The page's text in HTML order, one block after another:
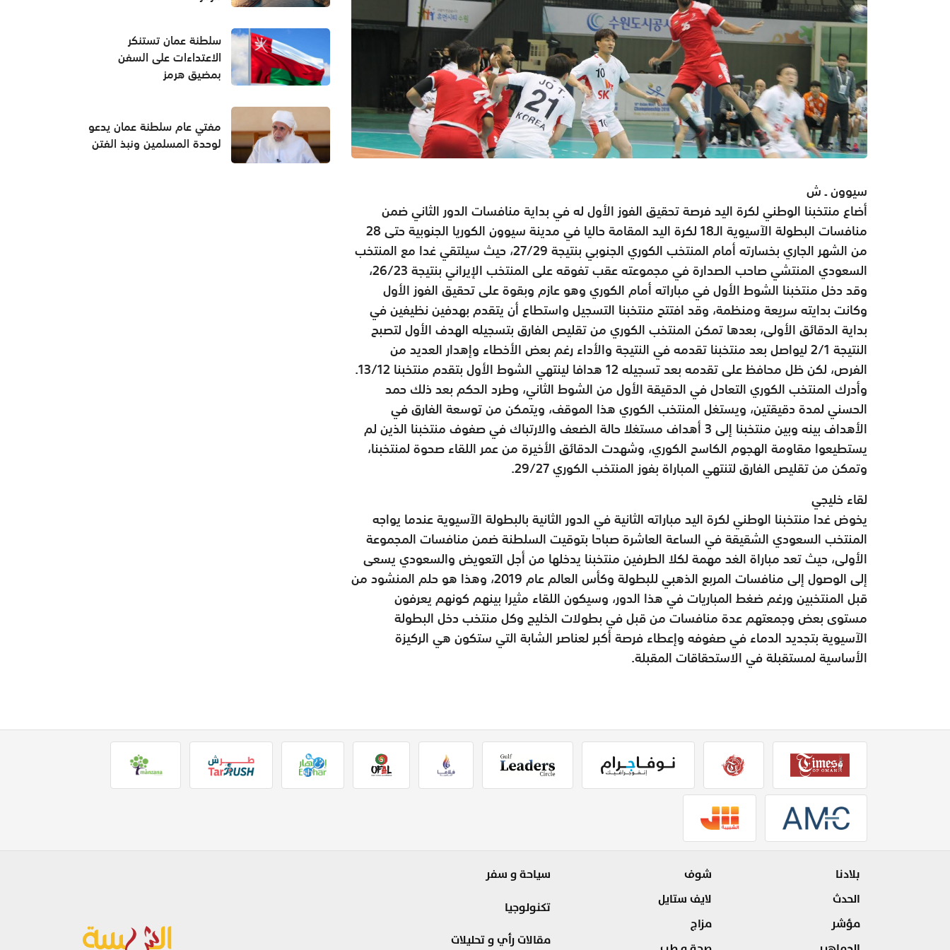
سيوون ـ ش
أضاع منتخبنا الوطني لكرة اليد فرصة تحقيق الفوز الأول له في بداية منافسات الدور الثاني ضمن
منافسات البطولة الآسيوية الـ18 لكرة اليد المقامة حاليا في مدينة سيوون الكوريا الجنوبية حتى 28
من الشهر الجاري بخسارته أمام المنتخب الكوري الجنوبي بنتيجة 27/29، حيث سيلتقي غدا مع المنتخب
السعودي المنتشي صاحب الصدارة في مجموعته عقب تفوقه على المنتخب الإيراني بنتيجة 26/23،
وقد دخل منتخبنا الشوط الأول في مباراته أمام الكوري وهو عازم وبقوة على تحقيق الفوز الأول
وكانت بدايته سريعة ومنظمة، وقد افتتح منتخبنا التسجيل واستطاع أن يتقدم بهدفين نظيفين في
بداية الدقائق الأولى، بعدها تمكن المنتخب الكوري من تقليص الفارق بتسجيله الهدف الأول لتصبح
النتيجة 2/1 ليواصل بعد منتخبنا تقدمه في النتيجة والأداء رغم بعض الأخطاء وإهدار العديد من
الفرص، لكن ظل محافظ على تقدمه بعد تسجيله 12 هدافا لينتهي الشوط الأول بتقدم منتخبنا 13/12.
وأدرك المنتخب الكوري التعادل في الدقيقة الأول من الشوط الثاني، وطرد الحكم بعد ذلك حمد
الحسني لمدة دقيقتين، ويستغل المنتخب الكوري هذا الموقف، ويتمكن من توسعة الفارق في
الأهداف بينه وبين منتخبنا إلى 3 أهداف مستغلا حالة الضعف والارتباك في صفوف منتخبنا الذين لم
يستطيعوا مقاومة الهجوم الكاسح الكوري، وشهدت الدقائق الأخيرة من عمر اللقاء صحوة لمنتخبنا،
وتمكن من تقليص الفارق لتنتهي المباراة بفوز المنتخب الكوري 29/27.
لقاء خليجي
يخوض غدا منتخبنا الوطني لكرة اليد مباراته الثانية في الدور الثانية بالبطولة الآسيوية عندما يواجه
المنتخب السعودي الشقيقة في الساعة العاشرة صباحا بتوقيت السلطنة ضمن منافسات المجموعة
الأولى، حيث تعد مباراة الغد مهمة لكلا الطرفين منتخبنا يدخلها من أجل التعويض والسعودي يسعى
إلى الوصول إلى منافسات المربع الذهبي للبطولة وكأس العالم عام 2019، وهذا هو حلم المنشود من
قبل المنتخبين ورغم ضغط المباريات في هذا الدور، وسيكون اللقاء مثيرا بينهم كونهم يعرفون
مستوى بعض وجمعتهم عدة منافسات من قبل في بطولات الخليج وكل منتخب دخل البطولة
الآسيوية بتجديد الدماء في صفوفه وإعطاء فرصة أكبر لعناصر الشابة التي ستكون هي الركيزة
الأساسية لمستقبلة في الاستحقاقات المقبلة.
سلطنة عمان تستنكر
الاعتداءات على السفن
بمضيق هرمز
مفتي عام سلطنة عمان يدعو
لوحدة المسلمين ونبذ الفتن
بلادنا
الحدث
مؤشر
شوف
لايف ستايل
مزاج
سياحة و سفر
تكنولوجيا
مقالات رأي و تحليلات